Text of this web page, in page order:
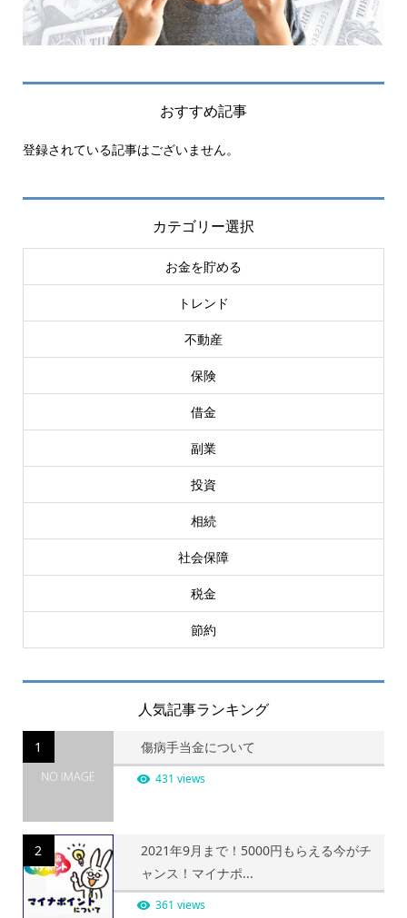
おすすめ記事
登録されている記事はございません。
カテゴリー選択
お金を貯める
トレンド
不動産
保険
借金
副業
投資
相続
社会保障
税金
節約
人気記事ランキング
1 傷病手当金について
431 views
2
2021年9月まで！5000円もらえる今がチ
ャンス！マイナポ...
361 views